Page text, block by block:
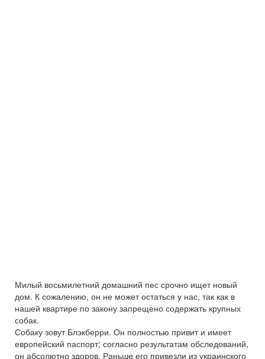
Милый восьмилетний домашний пес срочно ищет новый
дом. К сожалению, он не может остаться у нас, так как в
нашей квартире по закону запрещено содержать крупных
собак.
Собаку зовут Блэкберри. Он полностью привит и имеет
европейский паспорт; согласно результатам обследований,
он абсолютно здоров. Раньше его привезли из украинского